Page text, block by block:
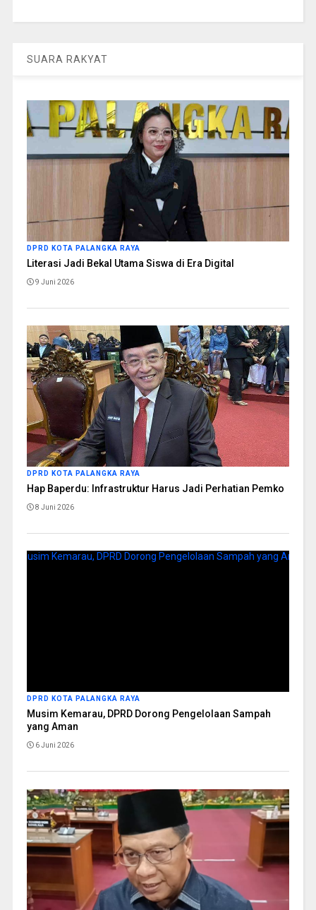
SUARA RAKYAT
DPRD KOTA PALANGKA RAYA
Literasi Jadi Bekal Utama Siswa di Era Digital
9 Juni 2026
DPRD KOTA PALANGKA RAYA
Hap Baperdu: Infrastruktur Harus Jadi Perhatian Pemko
8 Juni 2026
DPRD KOTA PALANGKA RAYA
Musim Kemarau, DPRD Dorong Pengelolaan Sampah
yang Aman
6 Juni 2026